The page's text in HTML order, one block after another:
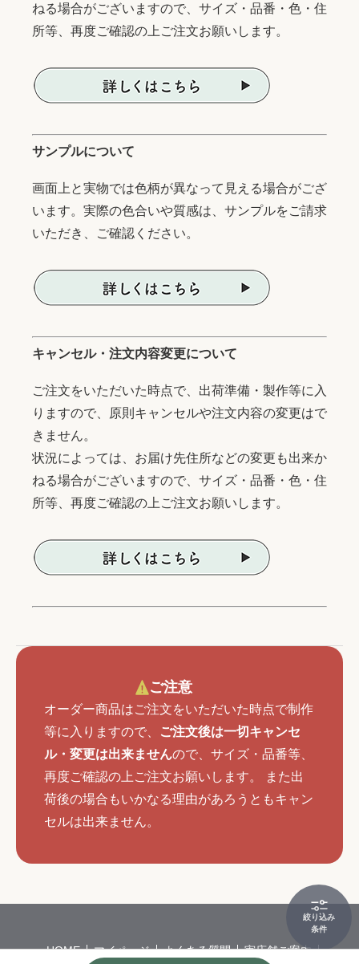
絞り込み
条件
ねる場合がございますので、サイズ・品番・色・住
所等、再度ご確認の上ご注文お願いします。
サンプルについて
画面上と実物では色柄が異なって見える場合がござ
います。実際の色合いや質感は、サンプルをご請求
いただき、ご確認ください。
キャンセル・注文内容変更について
ご注文をいただいた時点で、出荷準備・製作等に入
りますので、原則キャンセルや注文内容の変更はで
きません。
状況によっては、お届け先住所などの変更も出来か
ねる場合がございますので、サイズ・品番・色・住
所等、再度ご確認の上ご注文お願いします。
ご注意
オーダー商品はご注文をいただいた時点で制作
等に入りますので、
ご注文後は一切キャンセ
ル・変更は出来ませんので、サイズ・品番等、
再度ご確認の上ご注文お願いします。 また出
荷後の場合もいかなる理由があろうともキャン
セルは出来ません。
HOME マイページ よくある質問
実店舗ご案内